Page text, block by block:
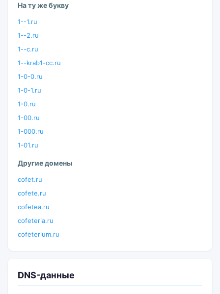
На ту же букву
1--1.ru
1--2.ru
1--c.ru
1--krab1-cc.ru
1-0-0.ru
1-0-1.ru
1-0.ru
1-00.ru
1-000.ru
1-01.ru
Другие домены
cofet.ru
cofete.ru
cofetea.ru
cofeteria.ru
cofeterium.ru
DNS-данные